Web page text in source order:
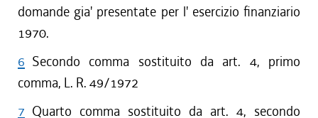
domande gia' presentate per l' esercizio finanziario
1970.
6 Secondo comma sostituito da art. 4, primo
comma, L. R. 49/1972
7 Quarto comma sostituito da art. 4, secondo